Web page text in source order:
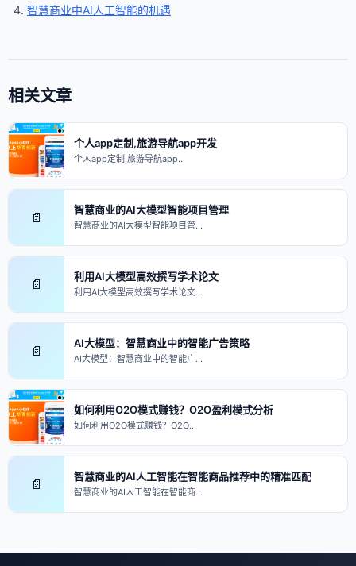
智慧商业中AI人工智能的机遇
相关文章
个人app定制,旅游导航app开发
个人app定制,旅游导航app…
📄 智慧商业的AI大模型智能项目管理
智慧商业的AI大模型智能项目管…
📄 利用AI大模型高效撰写学术论文
利用AI大模型高效撰写学术论文…
📄 AI大模型：智慧商业中的智能广告策略
AI大模型：智慧商业中的智能广…
如何利用O2O模式赚钱？O2O盈利模式分析
如何利用O2O模式赚钱？O2O…
📄 智慧商业的AI人工智能在智能商品推荐中的精准匹配
智慧商业的AI人工智能在智能商…